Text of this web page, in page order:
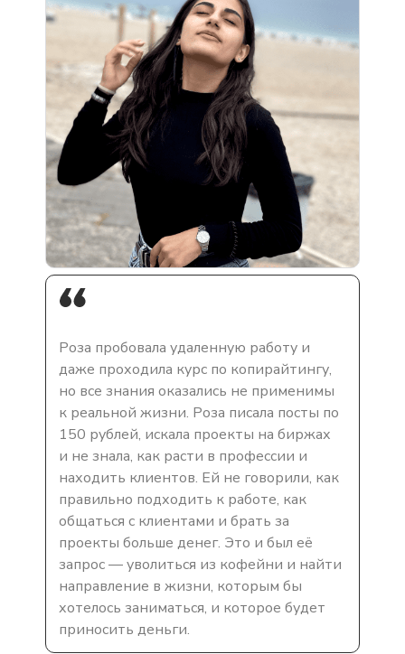
Роза пробовала удаленную работу и
даже проходила курс по копирайтингу,
но все знания оказались не применимы
к реальной жизни. Роза писала посты по
150 рублей, искала проекты на биржах
и не знала, как расти в профессии и
находить клиентов. Ей не говорили, как
правильно подходить к работе, как
общаться с клиентами и брать за
проекты больше денег. Это и был её
запрос — уволиться из кофейни и найти
направление в жизни, которым бы
хотелось заниматься, и которое будет
приносить деньги.